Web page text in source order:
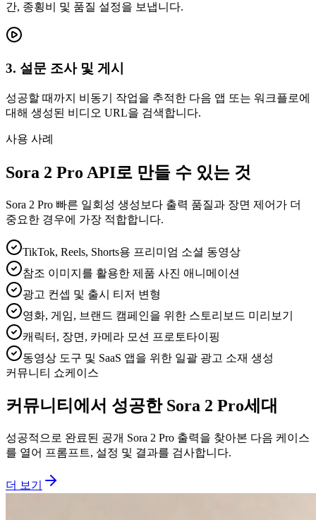
간, 종횡비 및 품질 설정을 보냅니다.
3. 설문 조사 및 게시
성공할 때까지 비동기 작업을 추적한 다음 앱 또는 워크플로에
대해 생성된 비디오 URL을 검색합니다.
사용 사례
Sora 2 Pro API로 만들 수 있는 것
Sora 2 Pro 빠른 일회성 생성보다 출력 품질과 장면 제어가 더
중요한 경우에 가장 적합합니다.
TikTok, Reels, Shorts용 프리미엄 소셜 동영상
참조 이미지를 활용한 제품 사진 애니메이션
광고 컨셉 및 출시 티저 변형
영화, 게임, 브랜드 캠페인을 위한 스토리보드 미리보기
캐릭터, 장면, 카메라 모션 프로토타이핑
동영상 도구 및 SaaS 앱을 위한 일괄 광고 소재 생성
커뮤니티 쇼케이스
커뮤니티에서 성공한 Sora 2 Pro세대
성공적으로 완료된 공개 Sora 2 Pro 출력을 찾아본 다음 케이스
를 열어 프롬프트, 설정 및 결과를 검사합니다.
더 보기